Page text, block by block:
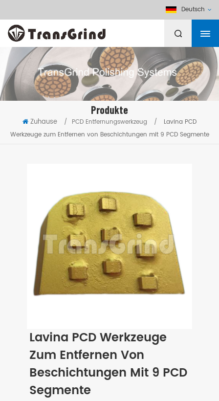
Deutsch
Produkte
Zuhause / PCD Entfernungswerkzeug /
Lavina PCD
Werkzeuge zum Entfernen von Beschichtungen mit 9 PCD Segmente
Lavina PCD Werkzeuge
Zum Entfernen Von
Beschichtungen Mit 9 PCD
Segmente